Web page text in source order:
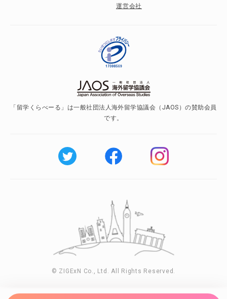
運営会社
「留学くらべーる」は一般社団法人海外留学協議会（JAOS）の賛助会員
です。
© ZIGExN Co., Ltd. All Rights Reserved.